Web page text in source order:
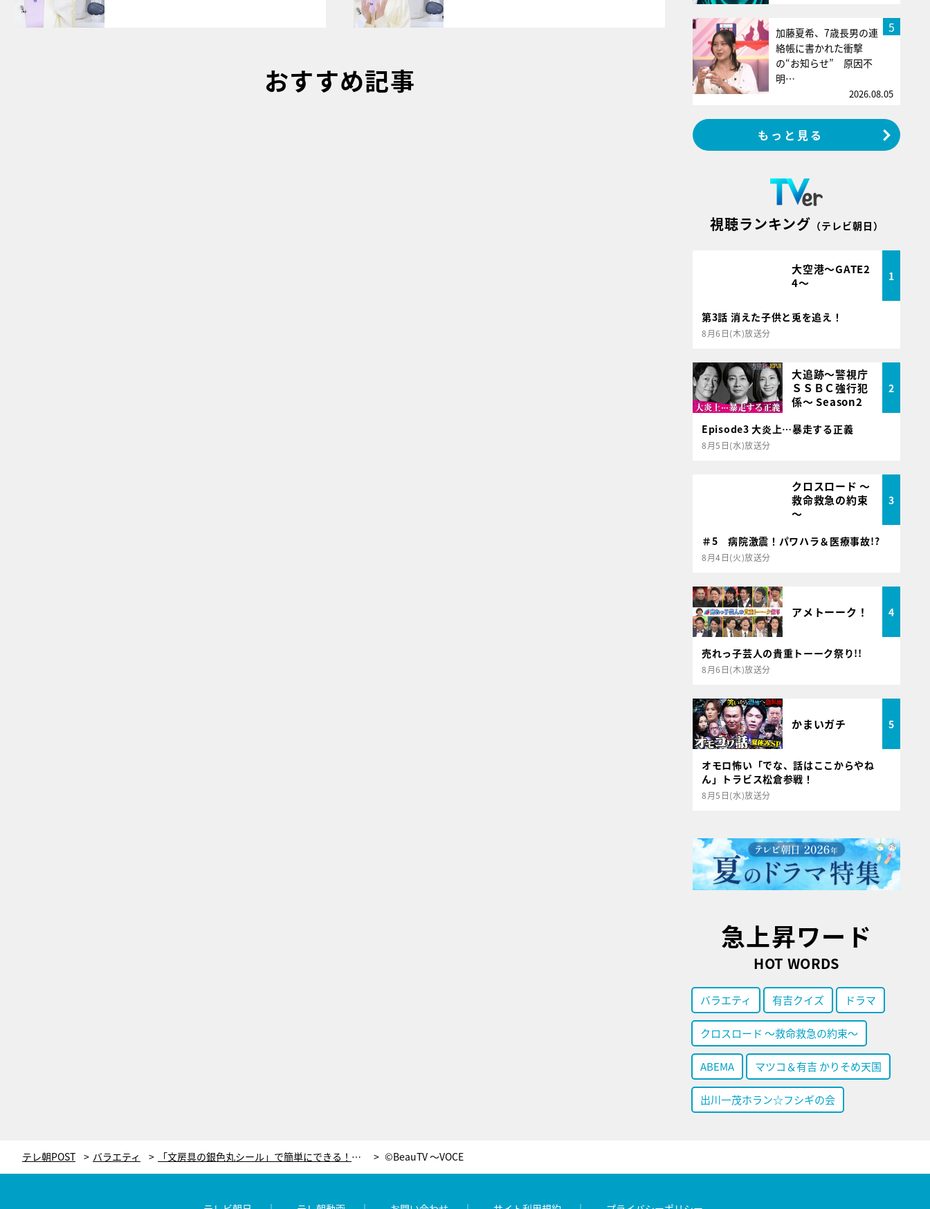
おすすめ記事
5
加藤夏希、7歳長男の連
絡帳に書かれた衝撃
の“お知らせ” 原因不
明…
2026.08.05
もっと見る
視聴ランキング （テレビ朝日）
大空港～GATE2
4～
1
第3話 消えた子供と兎を追え！
8月6日(木)放送分
大追跡～警視庁
ＳＳＢＣ強行犯
係～ Season2
2
Episode3 大炎上…暴走する正義
8月5日(水)放送分
クロスロード ～
救命救急の約束
～
3
＃5 病院激震！パワハラ＆医療事故!?
8月4日(火)放送分
アメトーーク！ 4
売れっ子芸人の貴重トーーク祭り!!
8月6日(木)放送分
かまいガチ 5
オモロ怖い「でな、話はここからやね
ん」トラビス松倉参戦！
8月5日(水)放送分
急上昇ワード
HOT WORDS
バラエティ 有吉クイズ ドラマ
クロスロード ～救命救急の約束～
ABEMA マツコ＆有吉 かりそめ天国
出川一茂ホラン☆フシギの会
テレ朝POST バラエティ 「文房具の銀色丸シール」で簡単にできる！春のグラデーションネイルの作り方 ©BeauTV ～VOCE